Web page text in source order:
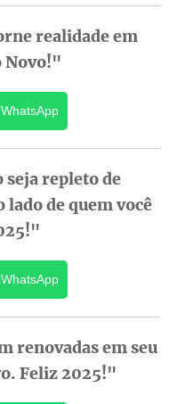
realidade em
Novo!"
seja repleto de
de quem você
renovadas em seu
Feliz 2025!"